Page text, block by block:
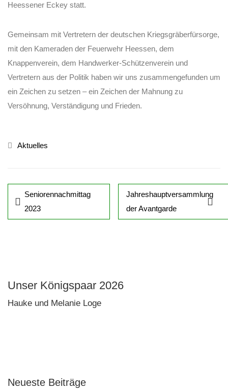
Heessener Eckey statt.
Gemeinsam mit Vertretern der deutschen Kriegsgräberfürsorge,
mit den Kameraden der Feuerwehr Heessen, dem
Knappenverein, dem Handwerker-Schützenverein und
Vertretern aus der Politik haben wir uns zusammengefunden um
ein Zeichen zu setzen – ein Zeichen der Mahnung zu
Versöhnung, Verständigung und Frieden.
Aktuelles
Seniorennachmittag
2023
Jahreshauptversammlung
der Avantgarde
Unser Königspaar 2026
Hauke und Melanie Loge
Neueste Beiträge